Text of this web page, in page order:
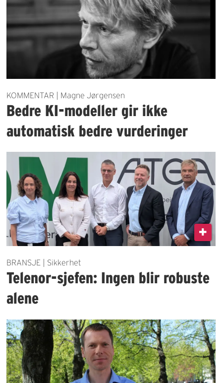
KOMMENTAR | Magne Jørgensen
Bedre KI-modeller gir ikke
automatisk bedre vurderinger
BRANSJE | Sikkerhet
Telenor-sjefen: Ingen blir robuste
alene